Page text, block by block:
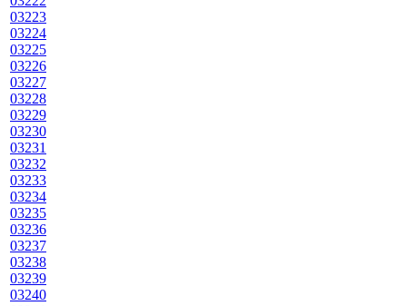
03223
03224
03225
03226
03227
03228
03229
03230
03231
03232
03233
03234
03235
03236
03237
03238
03239
03240